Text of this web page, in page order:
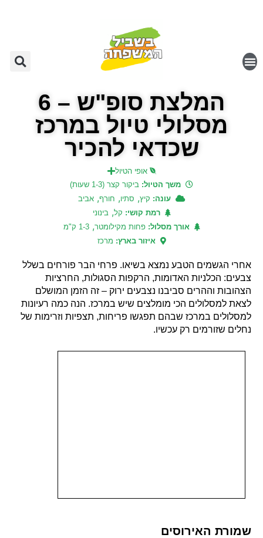
המלצת סופ"ש – 6
מסלולי טיול במרכז
שכדאי להכיר
אופי הטיול
משך הטיול: ביקור קצר (1-3 שעות)
עונה: קיץ, סתיו, חורף, אביב
רמת קושי: קל, בינוני
אורך מסלול:פחות מקילומטר, 1-3 ק"מ
איזור בארץ: מרכז
אחרי הגשמים הטבע נמצא בשיאו. פרחי הבר פורחים בשלל
צבעים: הכלניות האדומות, הרקפות הסגולות, החרציות
הצהובות וההרים סביבנו נצבעים ירוק – זה הזמן המושלם
לצאת למסלולים הכי מומלצים שיש במרכז. הנה כמה רעיונות
למסלולים במרכז שבהם תפגשו פריחות, תצפיות וזרימות של
נחלים שזורמים רק עכשיו.
שמורת האירוסים